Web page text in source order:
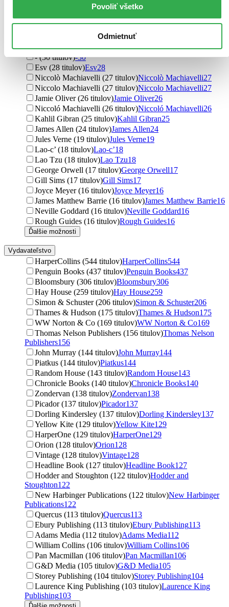
Povoliť všetko
Odmietnuť
Dale Carnegie (39 titulov)Dale Carnegie
Mark Twain (37 titulov)Mark Twain37
Harvard Business Review (32 titulov)
Review32
- (30 titulov)-30
Esv (28 titulov)Esv28
Niccolò Machiavelli (27 titulov)Niccolò Machiavelli27
Niccolo Machiavelli (27 titulov)Niccolo Machiavelli27
Jamie Oliver (26 titulov)Jamie Oliver26
Niccoló Machiavelli (26 titulov)Niccoló Machiavelli26
Kahlil Gibran (25 titulov)Kahlil Gibran25
James Allen (24 titulov)James Allen24
Jules Verne (19 titulov)Jules Verne19
Lao-c’ (18 titulov)Lao-c’18
Lao Tzu (18 titulov)Lao Tzu18
George Orwell (17 titulov)George Orwell17
Gill Sims (17 titulov)Gill Sims17
Joyce Meyer (16 titulov)Joyce Meyer16
James Matthew Barrie (16 titulov)James Matthew Barrie16
Neville Goddard (16 titulov)Neville Goddard16
Rough Guides (16 titulov)Rough Guides16
Ďalšie možnosti
Vydavateľstvo
HarperCollins (544 titulov)HarperCollins544
Penguin Books (437 titulov)Penguin Books437
Bloomsbury (306 titulov)Bloomsbury306
Hay House (259 titulov)Hay House259
Simon & Schuster (206 titulov)Simon & Schuster206
Thames & Hudson (175 titulov)Thames & Hudson175
WW Norton & Co (169 titulov)WW Norton & Co169
Thomas Nelson Publishers (156 titulov)Thomas Nelson
Publishers156
John Murray (144 titulov)John Murray144
Piatkus (144 titulov)Piatkus144
Random House (143 titulov)Random House143
Chronicle Books (140 titulov)Chronicle Books140
Zondervan (138 titulov)Zondervan138
Picador (137 titulov)Picador137
Dorling Kindersley (137 titulov)Dorling Kindersley137
Yellow Kite (129 titulov)Yellow Kite129
HarperOne (129 titulov)HarperOne129
Orion (128 titulov)Orion128
Vintage (128 titulov)Vintage128
Headline Book (127 titulov)Headline Book127
Hodder and Stoughton (122 titulov)Hodder and
Stoughton122
New Harbinger Publications (122 titulov)New Harbinger
Publications122
Quercus (113 titulov)Quercus113
Ebury Publishing (113 titulov)Ebury Publishing113
Adams Media (112 titulov)Adams Media112
William Collins (106 titulov)William Collins106
Pan Macmillan (106 titulov)Pan Macmillan106
G&D Media (105 titulov)G&D Media105
Storey Publishing (104 titulov)Storey Publishing104
Laurence King Publishing (103 titulov)Laurence King
Publishing103